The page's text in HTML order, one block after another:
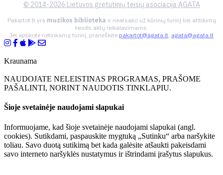
© 2014-2026 Lietuvos gretutinių teisių asociacija AGATA
Pakartot.lt yra muzikos biblioteka ir neatsako už kūrinių turinį bei atitikimą
teisės aktų reikalavimams.
Jei aptikote netinkamą turinį, praneškite pakartot@agata.lt, agata@agata.lt
Kraunama
NAUDOJATE NELEISTINAS PROGRAMAS, PRAŠOME
PAŠALINTI, NORINT NAUDOTIS TINKLAPIU.
Šioje svetainėje naudojami slapukai
Informuojame, kad šioje svetainėje naudojami slapukai (angl.
cookies). Sutikdami, paspauskite mygtuką „Sutinku“ arba naršykite
toliau. Savo duotą sutikimą bet kada galėsite atšaukti pakeisdami
savo interneto naršyklės nustatymus ir ištrindami įrašytus slapukus.